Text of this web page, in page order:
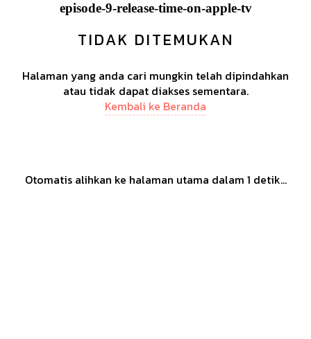
episode-9-release-time-on-apple-tv
TIDAK DITEMUKAN
Halaman yang anda cari mungkin telah dipindahkan
atau tidak dapat diakses sementara.
Kembali ke Beranda
Otomatis alihkan ke halaman utama dalam 1 detik...